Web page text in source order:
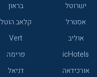
ישרוטל
בראון
אסטרל
קלאב הוטל
אוליב
Vert
icHotels
פרימה
אורכידאה
דניאל